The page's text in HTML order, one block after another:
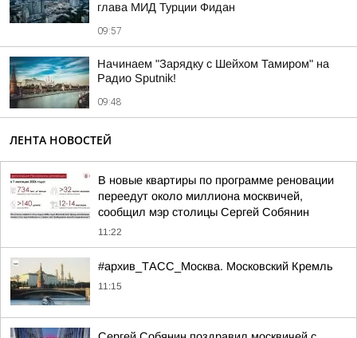
глава МИД Турции Фидан
09:57
Начинаем "Зарядку с Шейхом Тамиром" на
Радио Sputnik!
09:48
ЛЕНТА НОВОСТЕЙ
В новые квартиры по программе реновации
переедут около миллиона москвичей,
сообщил мэр столицы Сергей Собянин
11:22
#архив_ТАСС_Москва. Московский Кремль
11:15